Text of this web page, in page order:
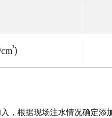
³)
根据现场注水情况确定添